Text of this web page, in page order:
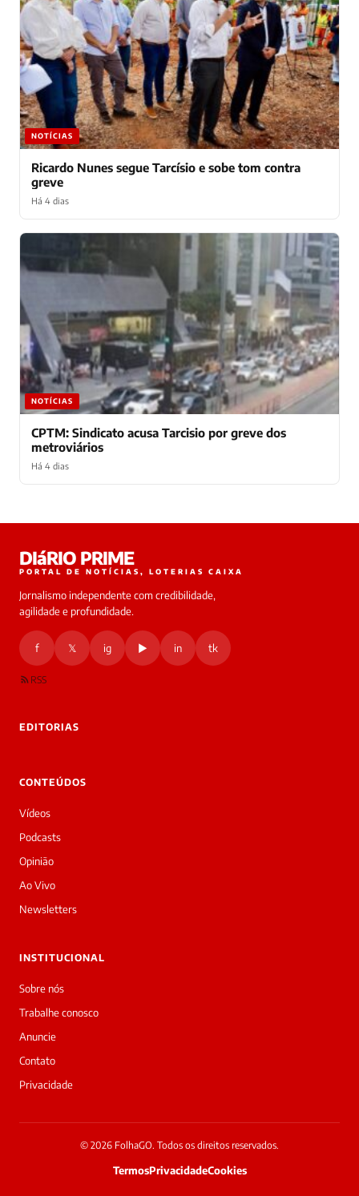
NOTÍCIAS
Ricardo Nunes segue Tarcísio e sobe tom contra
greve
Há 4 dias
NOTÍCIAS
CPTM: Sindicato acusa Tarcisio por greve dos
metroviários
Há 4 dias
online
Bom
dia!
Sou
a
daqui
do
Prime.
Marcos
Eduardo
Carvalho
acabou
de
essa
matéria
a
DIáRIO PRIME
PORTAL DE NOTÍCIAS, LOTERIAS CAIXA
Jornalismo independente com credibilidade,
agilidade e profundidade.
f 𝕏 ig ▶ in tk
RSS
EDITORIAS
CONTEÚDOS
Vídeos
Podcasts
Opinião
Ao Vivo
Newsletters
INSTITUCIONAL
Sobre nós
Trabalhe conosco
Anuncie
Contato
Privacidade
© 2026 FolhaGO. Todos os direitos reservados.
TermosPrivacidadeCookies